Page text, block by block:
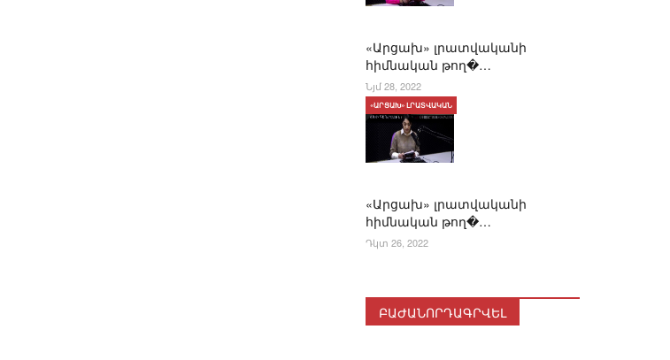
«Արցախ» լրատվականի
հիմնական թող�…
Նյմ 28, 2022
«Արցախ» լրատվականի
հիմնական թող�…
«ԱՐՑԱԽ» ԼՐԱՏՎԱԿԱՆ
Դկտ 26, 2022
ԲԱԺԱՆՈՐԴԱԳՐՎԵԼ